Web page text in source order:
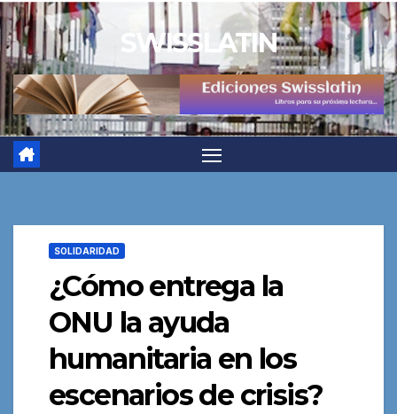
Saltar
al
contenido
SWISSLATIN
SOLIDARIDAD
¿Cómo entrega la
ONU la ayuda
humanitaria en los
escenarios de crisis?